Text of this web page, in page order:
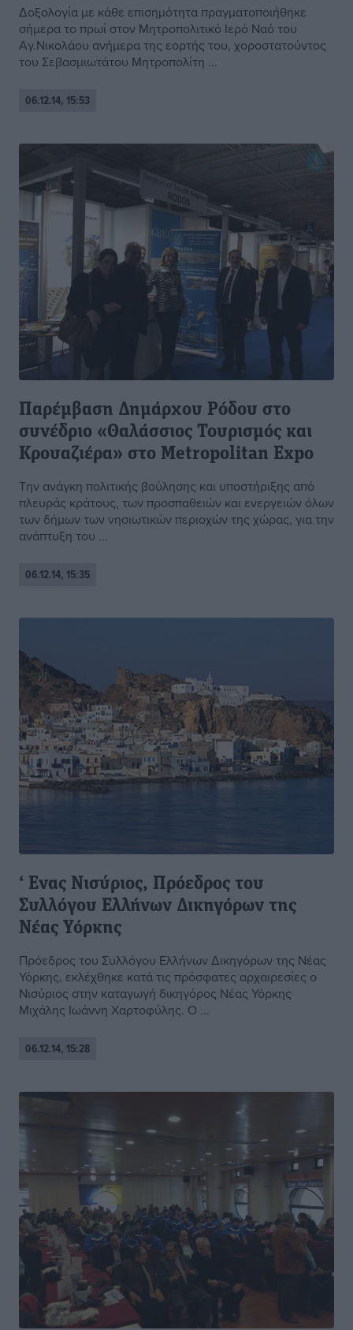
Δοξολογία με κάθε επισημότητα πραγματοποιήθηκε
σήμερα το πρωί στον Μητροπολιτικό Ιερό Ναό του
Αγ.Νικολάου ανήμερα της εορτής του, χοροστατούντος
του Σεβασμιωτάτου Μητροπολίτη ...
06.12.14, 15:53
Παρέμβαση Δημάρχου Ρόδου στο
συνέδριο «Θαλάσσιος Τουρισμός και
Κρουαζιέρα» στο Metropolitan Expo
Την ανάγκη πολιτικής βούλησης και υποστήριξης από
πλευράς κράτους, των προσπαθειών και ενεργειών όλων
των δήμων των νησιωτικών περιοχών της χώρας, για την
ανάπτυξη του ...
06.12.14, 15:35
‘ Ενας Νισύριος, Πρόεδρος του
Συλλόγου Ελλήνων Δικηγόρων της
Νέας Υόρκης
Πρόεδρος του Συλλόγου Ελλήνων Δικηγόρων της Νέας
Υόρκης, εκλέχθηκε κατά τις πρόσφατες αρχαιρεσίες ο
Νισύριος στην καταγωγή δικηγόρος Νέας Υόρκης
Μιχάλης Ιωάννη Χαρτοφύλης. Ο ...
06.12.14, 15:28